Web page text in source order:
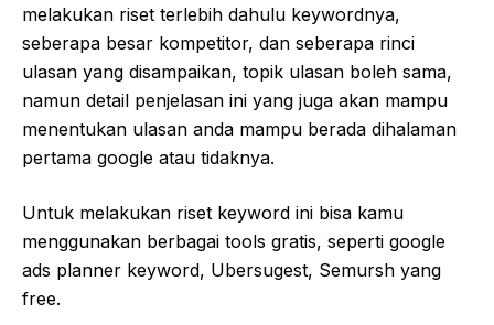
melakukan riset terlebih dahulu keywordnya,
seberapa besar kompetitor, dan seberapa rinci
ulasan yang disampaikan, topik ulasan boleh sama,
namun detail penjelasan ini yang juga akan mampu
menentukan ulasan anda mampu berada dihalaman
pertama google atau tidaknya.
Untuk melakukan riset keyword ini bisa kamu
menggunakan berbagai tools gratis, seperti google
ads planner keyword, Ubersugest, Semursh yang
free.